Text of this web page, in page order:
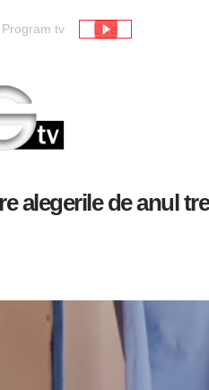
Program tv Live
alegerile de anul